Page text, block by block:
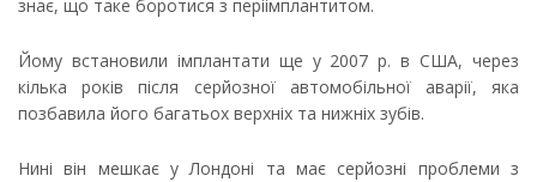
знає, що таке боротися з періімплантитом.
Йому встановили імплантати ще у 2007 р. в США, через
кілька років після серйозної автомобільної аварії, яка
позбавила його багатьох верхніх та нижніх зубів.
Нині він мешкає у Лондоні та має серйозні проблеми з